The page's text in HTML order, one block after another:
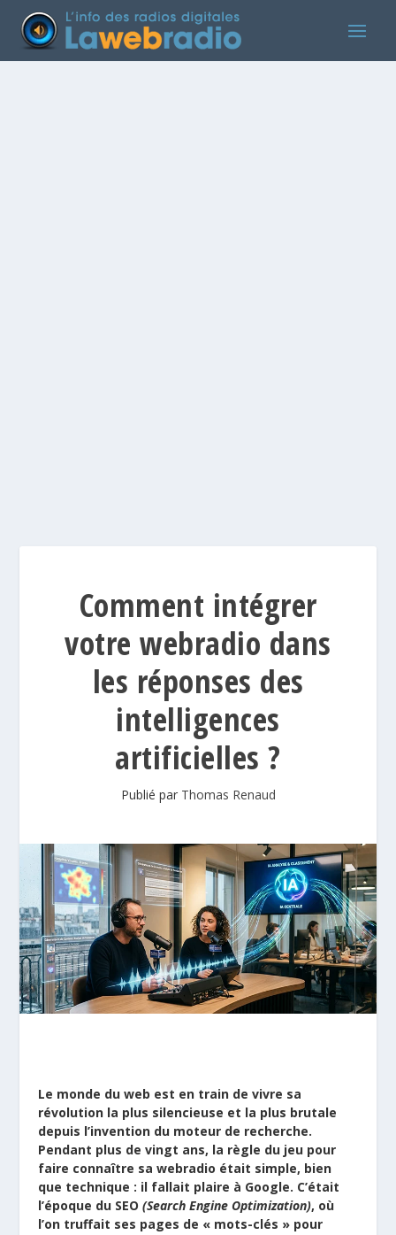
Comment intégrer
votre webradio dans
les réponses des
intelligences
artificielles ?
Publié par Thomas Renaud
Le monde du web est en train de vivre sa
révolution la plus silencieuse et la plus brutale
depuis l’invention du moteur de recherche.
Pendant plus de vingt ans, la règle du jeu pour
faire connaître sa webradio était simple, bien
que technique : il fallait plaire à Google. C’était
l’époque du SEO (Search Engine Optimization), où
l’on truffait ses pages de « mots-clés » pour